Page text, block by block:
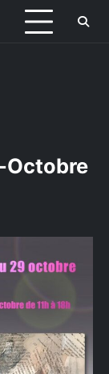
Octobre